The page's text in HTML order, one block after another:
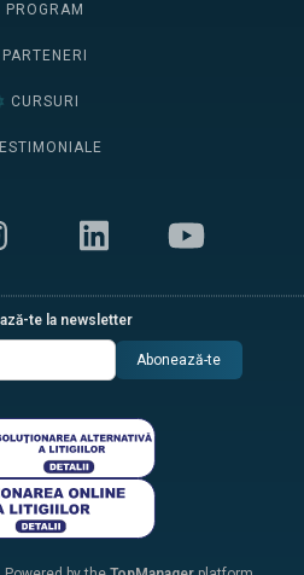
PROGRAM
PARTENERI
CURSURI
te la newsletter
Abonează-te